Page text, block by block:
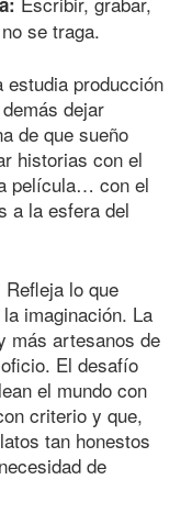
se traga.
estudia producción
dejar
de que sueño
historias con el
película… con el
a la esfera del
lo que
imaginación. La
más artesanos de
El desafío
el mundo con
criterio y que,
tan honestos
de